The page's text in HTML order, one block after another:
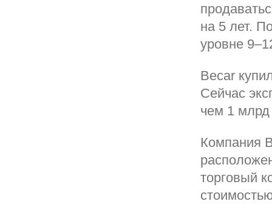
на 5 лет.
уровне
Becar
Сейчас
чем 1 млрд
Компания
торговый